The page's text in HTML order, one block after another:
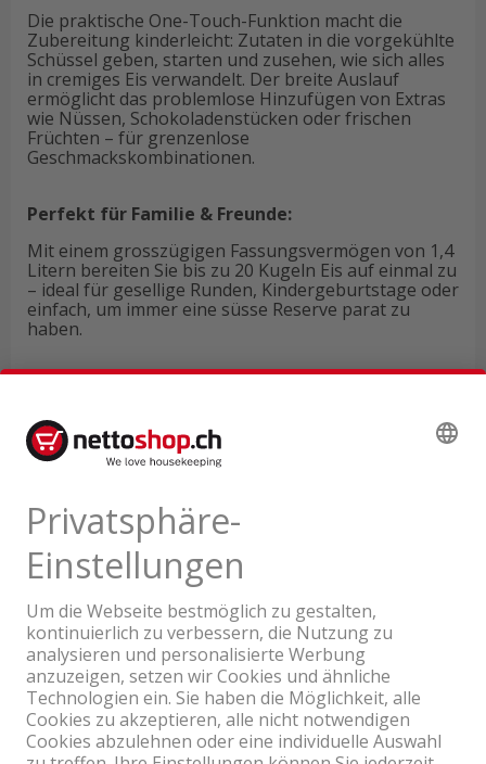
Die praktische One-Touch-Funktion macht die
Zubereitung kinderleicht: Zutaten in die vorgekühlte
Schüssel geben, starten und zusehen, wie sich alles
in cremiges Eis verwandelt. Der breite Auslauf
ermöglicht das problemlose Hinzufügen von Extras
wie Nüssen, Schokoladenstücken oder frischen
Früchten – für grenzenlose
Geschmackskombinationen.
Perfekt für Familie & Freunde:
Mit einem grosszügigen Fassungsvermögen von 1,4
Litern bereiten Sie bis zu 20 Kugeln Eis auf einmal zu
– ideal für gesellige Runden, Kindergeburtstage oder
einfach, um immer eine süsse Reserve parat zu
haben.
Produktbewertungen
Ein Unternehmen der Coop Gruppe